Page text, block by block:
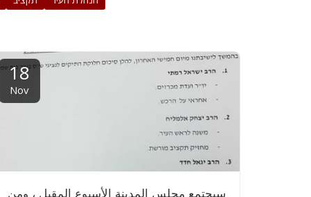
18
Nov
سيجتمع مجلس المدينة الأسبوع المقبل ، ومن